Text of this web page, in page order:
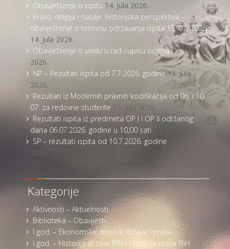
Obavještenje o ispitu 14. Jula 2026.
Pravo, religija i nasilje: historijska perspektiva –
obavještenje o terminu održavanja ispita 15. 07. 2026.
14. Jula 2026.
Obavještenje o uvidu u rad i upisu ocjena 13. Jula
2026.
NP – Rezultati ispita od 7.7.2026. godine 13. Jula
2026.
Rezultati iz Modernih pravnih kodifikacija od 06. i 10.
07. za redovne studente 13. Jula 2026.
Rezultati ispita iz predmeta OP I i OP II održanog
dana 06.07.2026. godine u 10,00 sati
SP – rezultati ispita od 10.7.2026. godine
2026.
Kategorije
Aktivnosti – Aktuelnosti
Biblioteka – Obavijesti
I god. – Ekonomske osnove države i prava
I god. – Historija drzave BiH i Historija prava BiH